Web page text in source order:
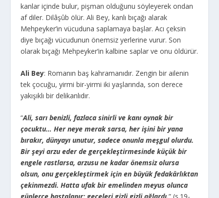
kanlar içinde bulur, pişman olduğunu söyleyerek ondan
af diler. Dilâşûb ölür. Ali Bey, kanlı bıçağı alarak
Mehpeyker’in vücuduna saplamaya başlar. Acı çeksin
diye bıçağı vücudunun önemsiz yerlerine vurur. Son
olarak bıçağı Mehpeyker’in kalbine saplar ve onu öldürür.
Ali Bey: Romanın baş kahramanıdır. Zengin bir ailenin
tek çocuğu, yirmi bir-yirmi iki yaşlarında, son derece
yakışıklı bir delikanlıdır.
“Ali, sarı benizli, fazlaca sinirli ve kanı oynak bir
çocuktu… Her neye merak sarsa, her işini bir yana
bırakır, dünyayı unutur, sadece onunla meşgul olurdu.
Bir şeyi arzu eder de gerçekleştirmesinde küçük bir
engele rastlarsa, arzusu ne kadar önemsiz olursa
olsun, onu gerçekleştirmek için en büyük fedakârlıktan
çekinmezdi. Hatta ufak bir emelinden meyus olunca